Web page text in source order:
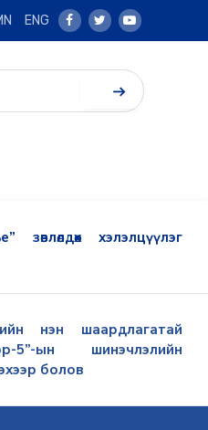
ENG
Facebook
TwitterYoutube
зөвлөлдөх хэлэлцүүлэг
нэн шаардлагатай
5”-ын шинэчлэлийн
болов